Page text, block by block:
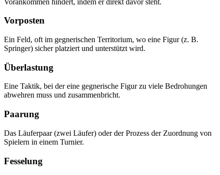
Vorposten
Ein Feld, oft im gegnerischen Territorium, wo eine Figur (z. B.
Springer) sicher platziert und unterstützt wird.
Überlastung
Eine Taktik, bei der eine gegnerische Figur zu viele Bedrohungen
abwehren muss und zusammenbricht.
Paarung
Das Läuferpaar (zwei Läufer) oder der Prozess der Zuordnung von
Spielern in einem Turnier.
Fesselung